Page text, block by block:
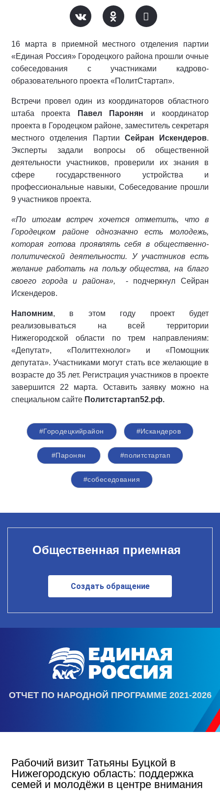
16 марта в приемной местного отделения партии
«Единая Россия» Городецкого района прошли очные
собеседования с участниками кадрово-
образовательного проекта «ПолитСтартап».
Встречи провел один из координаторов областного
штаба проекта
Павел Паронян и координатор
проекта в Городецком районе, заместитель секретаря
местного отделения Партии Сейран Искендеров.
Эксперты задали вопросы об общественной
деятельности участников, проверили их знания в
сфере государственного устройства и
профессиональные навыки, Собеседование прошли
9 участников проекта.
«По итогам встреч хочется отметить, что в
Городецком районе однозначноесть молодежь,
которая готова проявлять себя в общественно-
политической деятельности. У участников есть
желание работать на пользу общества, на благо
своего города и района», - подчеркнул Сейран
Искендеров.
Напомним, в этом году проект будет
реализовываться на всей территории
Нижегородской области по трем направлениям:
«Депутат», «Политтехнолог» и «Помощник
депутата». Участниками могут стать все желающие в
возрасте до 35 лет. Регистрация участников в проекте
завершится 22 марта. Оставить заявку можно на
специальном сайте Политстартап52.рф.
#Городецкийрайон #Искандеров
#Паронян #политстартап
#собеседования
Общественная приемная
Создать обращение
ОТЧЕТ ПО НАРОДНОЙ ПРОГРАММЕ 2021-2026
Рабочий визит Татьяны Буцкой в
Нижегородскую область: поддержка
семей и молодёжи в центре внимания